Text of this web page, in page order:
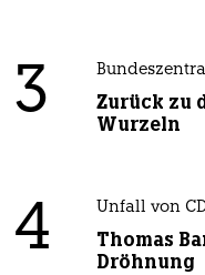
3
Zurück zu
Wurzeln
4 Unfall von
Thomas
Dröhnung